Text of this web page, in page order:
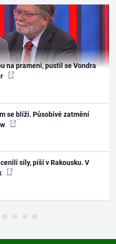
na prameni, pustil se Vondra
se blíží. Působivé zatmění
síly, píší v Rakousku. V